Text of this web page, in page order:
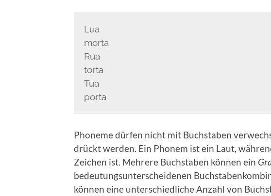
Lua
morta
Rua
torta
Tua
porta
Pho­ne­me dür­fen nicht mit Buch­sta­ben
drückt wer­den. Ein Pho­nem ist ein Laut,
Zei­chen ist. Meh­re­re Buch­sta­ben kön­nen ein
bedeu­tungs­un­ter­schei­de­nen
kön­nen eine unter­schied­li­che Anzahl von